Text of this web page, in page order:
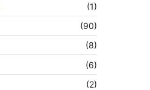
(1)
(90)
(8)
(6)
(2)